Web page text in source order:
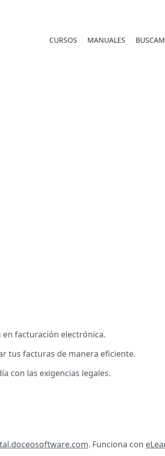
CURSOS MANUALES
en facturación electrónica.
tus facturas de manera eficiente.
con las exigencias legales.
. Funciona con